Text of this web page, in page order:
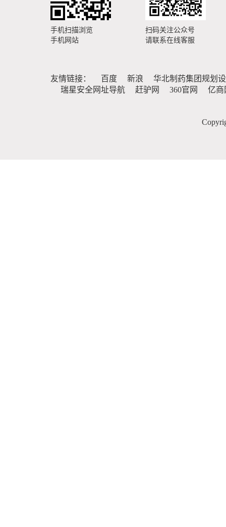
手机扫描浏览
手机网站
扫码关注公众号
请联系在线客服
友情链接： 百度 新浪
华北制药集团规划
瑞星安全网址导航
赶驴网 360官网 亿商